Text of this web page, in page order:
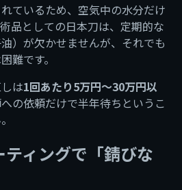
ているため、空気中の水分だけ
品としての日本刀は、定期的な
）が欠かせませんが、それでも
難です。
は1回あたり5万円〜30万円以
の依頼だけで半年待ちというこ
ィングで「錆びな